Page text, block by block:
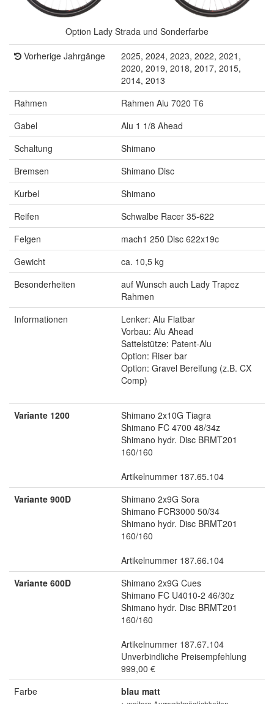
Option Lady Strada und Sonderfarbe
Vorherige Jahrgänge
2025, 2024, 2023, 2022, 2021,
2020, 2019, 2018, 2017, 2015,
2014, 2013
Rahmen
Rahmen Alu 7020 T6
Gabel
Alu 1 1/8 Ahead
Schaltung
Shimano
Bremsen
Shimano Disc
Kurbel
Shimano
Reifen
Schwalbe Racer 35-622
Felgen
mach1 250 Disc 622x19c
Gewicht
ca. 10,5 kg
Besonderheiten
auf Wunsch auch Lady Trapez
Rahmen
Informationen
Lenker: Alu Flatbar
Vorbau: Alu Ahead
Sattelstütze: Patent-Alu
Option: Riser bar
Option: Gravel Bereifung (z.B. CX
Comp)
Variante 1200
Shimano 2x10G Tiagra
Shimano FC 4700 48/34z
Shimano hydr. Disc BRMT201
160/160
Artikelnummer 187.65.104
Variante 900D
Shimano 2x9G Sora
Shimano FCR3000 50/34
Shimano hydr. Disc BRMT201
160/160
Artikelnummer 187.66.104
Variante 600D
Shimano 2x9G Cues
Shimano FC U4010-2 46/30z
Shimano hydr. Disc BRMT201
160/160
Artikelnummer 187.67.104
Unverbindliche Preisempfehlung
999,00 €
Farbe
blau matt